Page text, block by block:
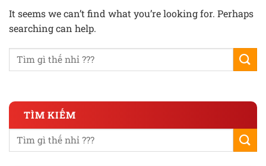
It seems we can’t find what you’re looking for. Perhaps
searching can help.
TÌM KIẾM